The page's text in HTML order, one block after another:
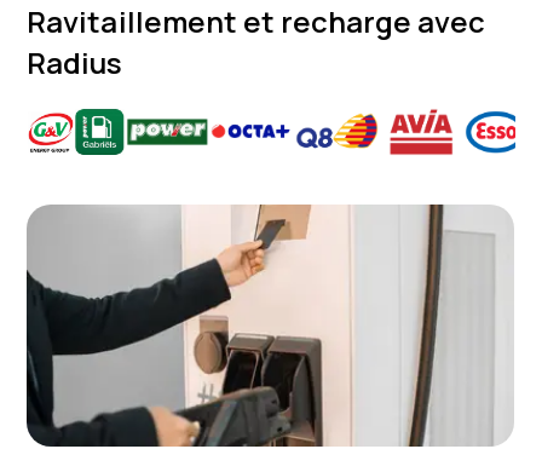
Ravitaillement et recharge avec
Radius